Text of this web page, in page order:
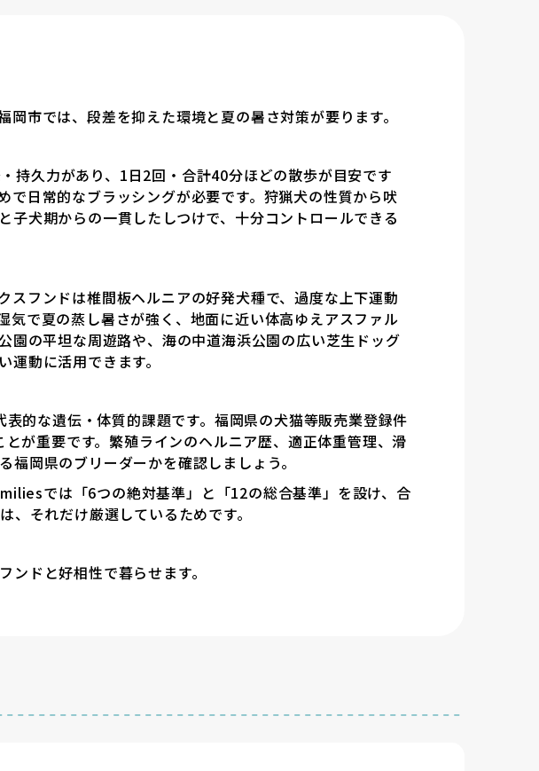
市では、段差を抑えた環境と夏の暑さ対策が要ります。
持久力があり、1日2回・合計40分ほどの散歩が目安です
日常的なブラッシングが必要です。狩猟犬の性質から吠
犬期からの一貫したしつけで、十分コントロールできる
フンドは椎間板ヘルニアの好発犬種で、過度な上下運動
で夏の蒸し暑さが強く、地面に近い体高ゆえアスファル
の平坦な周遊路や、海の中道海浜公園の広い芝生ドッグ
動に活用できます。
的な遺伝・体質的課題です。福岡県の犬猫等販売業登録件
が重要です。繁殖ラインのヘルニア歴、適正体重管理、滑
岡県のブリーダーかを確認しましょう。
では「6つの絶対基準」と「12の総合基準」を設け、合
それだけ厳選しているためです。
ドと好相性で暮らせます。